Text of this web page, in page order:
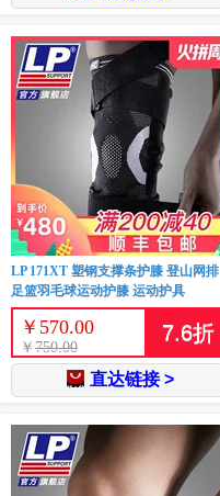
LP 171XT 塑钢支撑条护膝 登山网排
足篮羽毛球运动护膝 运动护具
￥ 570.00
￥ 750.00
7.6折
直达链接 >